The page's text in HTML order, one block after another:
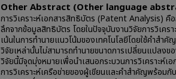
Other Abstract (Other language
การวิเคราะห์เอกสารสิทธิบัตร (Patent Analysis) คือ
ลึกจากข้อมูลสิทธิบัตร โดยในปัจจุบันงานวิจัยการวิเคร
เน้นในการทำนายแนวโน้มของเทคโนโลยีโดยใช้คำสำ
วิจัยเหล่านั้นไม่สามารถทำนายขนาดการเปลี่ยนแปลง
วิจัยนี้มีจุดมุ่งหมายเพื่อนำเสนอกระบวนการวิเคราะห์เ
การวิเคราะห์เครือข่ายของผู้เขียนและคำสำคัญพร้อม